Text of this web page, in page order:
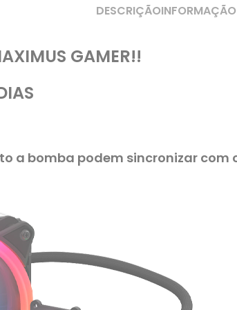
DESCRIÇÃO
GAMER!!
a bomba podem sincronizar